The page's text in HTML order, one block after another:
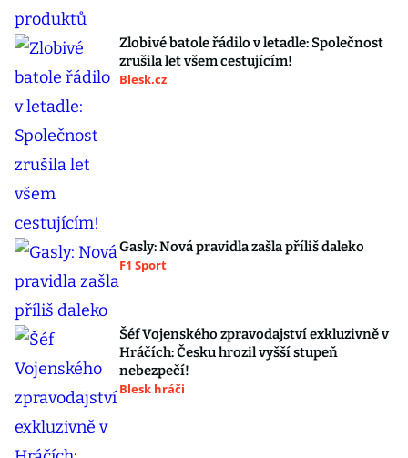
Zlobivé batole řádilo v letadle: Společnost
zrušila let všem cestujícím!
Blesk.cz
Gasly: Nová pravidla zašla příliš daleko
F1 Sport
Šéf Vojenského zpravodajství exkluzivně v
Hráčích: Česku hrozil vyšší stupeň
nebezpečí!
Blesk hráči